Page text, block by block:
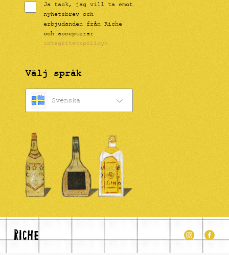
Ja tack, jag vill ta emot
nyhetsbrev och
erbjudanden från Riche
och accepterar
integritetspolicyn
Välj språk
Svenska